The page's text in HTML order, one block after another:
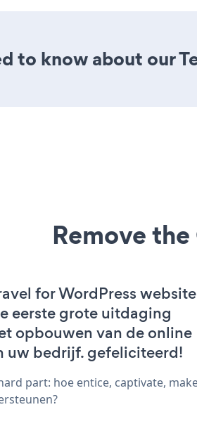
to know about our
Remove
for WordPress website
eerste grote uitdaging
opbouwen van de online
uw bedrijf. gefeliciteerd!
part: hoe entice, captivate,